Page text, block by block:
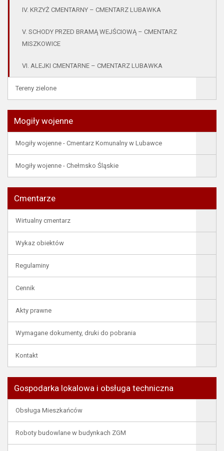
IV. KRZYŻ CMENTARNY – CMENTARZ LUBAWKA
V. SCHODY PRZED BRAMĄ WEJŚCIOWĄ – CMENTARZ
MISZKOWICE
VI. ALEJKI CMENTARNE – CMENTARZ LUBAWKA
Tereny zielone
Mogiły wojenne
Mogiły wojenne - Cmentarz Komunalny w Lubawce
Mogiły wojenne - Chełmsko Śląskie
Cmentarze
Wirtualny cmentarz
Wykaz obiektów
Regulaminy
Cennik
Akty prawne
Wymagane dokumenty, druki do pobrania
Kontakt
Gospodarka lokalowa i obsługa techniczna
Obsługa Mieszkańców
Roboty budowlane w budynkach ZGM